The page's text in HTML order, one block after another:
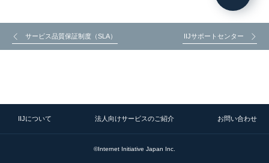
サービス品質保証制度（SLA） IIJサポートセンター
IIJについて 法人向けサービスのご紹介 お問い合わせ
©Internet Initiative Japan Inc.